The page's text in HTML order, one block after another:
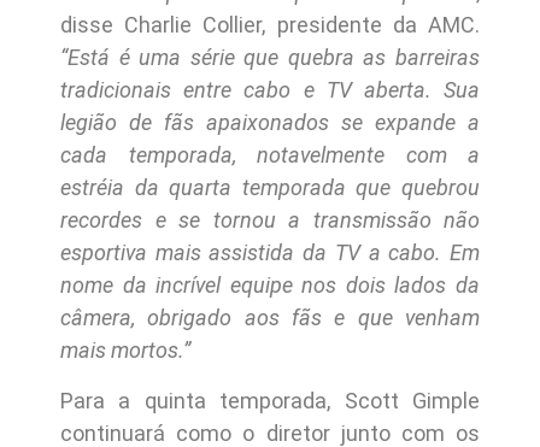
disse Charlie Collier, presidente da AMC.
“Está é uma série que quebra as barreiras
tradicionais entre cabo e TV aberta. Sua
legião de fãs apaixonados se expande a
cada temporada, notavelmente com a
estréia da quarta temporada que quebrou
recordes e se tornou a transmissão não
esportiva mais assistida da TV a cabo. Em
nome da incrível equipe nos dois lados da
câmera, obrigado aos fãs e que venham
mais mortos.”
Para a quinta temporada, Scott Gimple
continuará como o diretor junto com os